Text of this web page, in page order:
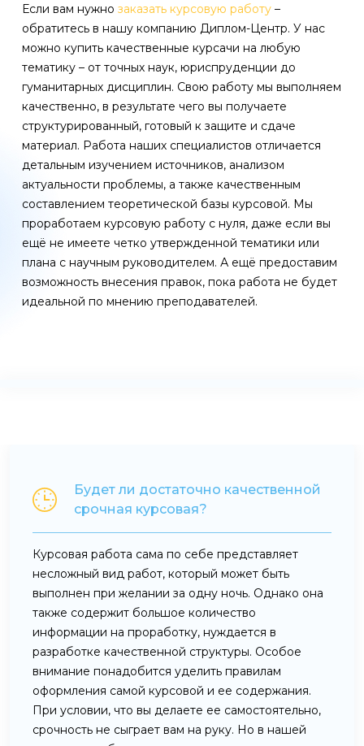
Если вам нужно заказать курсовую работу –
обратитесь в нашу компанию Диплом-Центр. У нас
можно купить качественные курсачи на любую
тематику – от точных наук, юриспруденции до
гуманитарных дисциплин. Свою работу мы выполняем
качественно, в результате чего вы получаете
структурированный, готовый к защите и сдаче
материал. Работа наших специалистов отличается
детальным изучением источников, анализом
актуальности проблемы, а также качественным
составлением теоретической базы курсовой. Мы
проработаем курсовую работу с нуля, даже если вы
ещё не имеете четко утвержденной тематики или
плана с научным руководителем. А ещё предоставим
возможность внесения правок, пока работа не будет
идеальной по мнению преподавателей.
Будет ли достаточно качественной
срочная курсовая?
Курсовая работа сама по себе представляет
несложный вид работ, который может быть
выполнен при желании за одну ночь. Однако она
также содержит большое количество
информации на проработку, нуждается в
разработке качественной структуры. Особое
внимание понадобится уделить правилам
оформления самой курсовой и ее содержания.
При условии, что вы делаете ее самостоятельно,
срочность не сыграет вам на руку. Но в нашей